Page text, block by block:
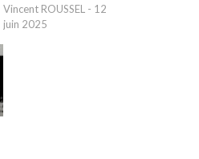
Vincent ROUSSEL - 12
juin 2025